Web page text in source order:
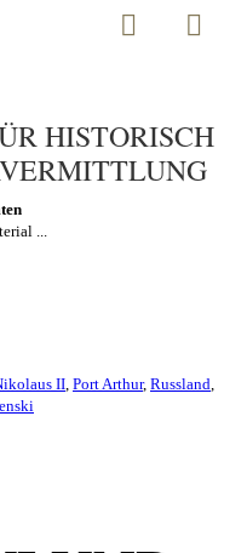
HISTORISCH
...
II, Port Arthur, Russland,